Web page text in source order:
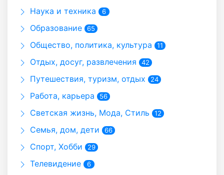
Наука и техника 6
Образование 65
Общество, политика, культура 11
Отдых, досуг, развлечения 42
Путешествия, туризм, отдых 24
Работа, карьера 56
Светская жизнь, Мода, Стиль 12
Семья, дом, дети 66
Спорт, Хобби 29
Телевидение 6